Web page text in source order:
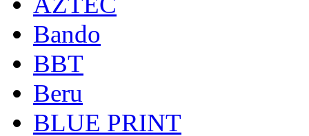
Bando
BBT
Beru
BLUE PRINT